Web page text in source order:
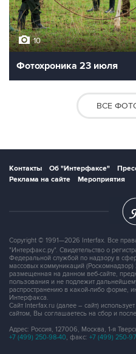
10
Фотохроника 23 июля
ВСЕ
Контакты Об "Интерфаксе"
Реклама на сайте
Мероприятия
Copyright © 1991—2026 Interfax. Все
"Интерфакс.ру". Свидетельство о
Федеральной службой по надзору в
массовых коммуникаций
размещенная на данном веб-сайте,
пользования и не подлежит
распространению в какой-либо форме,
Интерфакса.
Сайт Interfax.ru (далее – сайт)
сайтом, Вы соглашаетесь на сбор и
Адрес: Россия, 127006, Москва, 1-я
+7 (499) 250-98-40, факс: +7 (499) 250-